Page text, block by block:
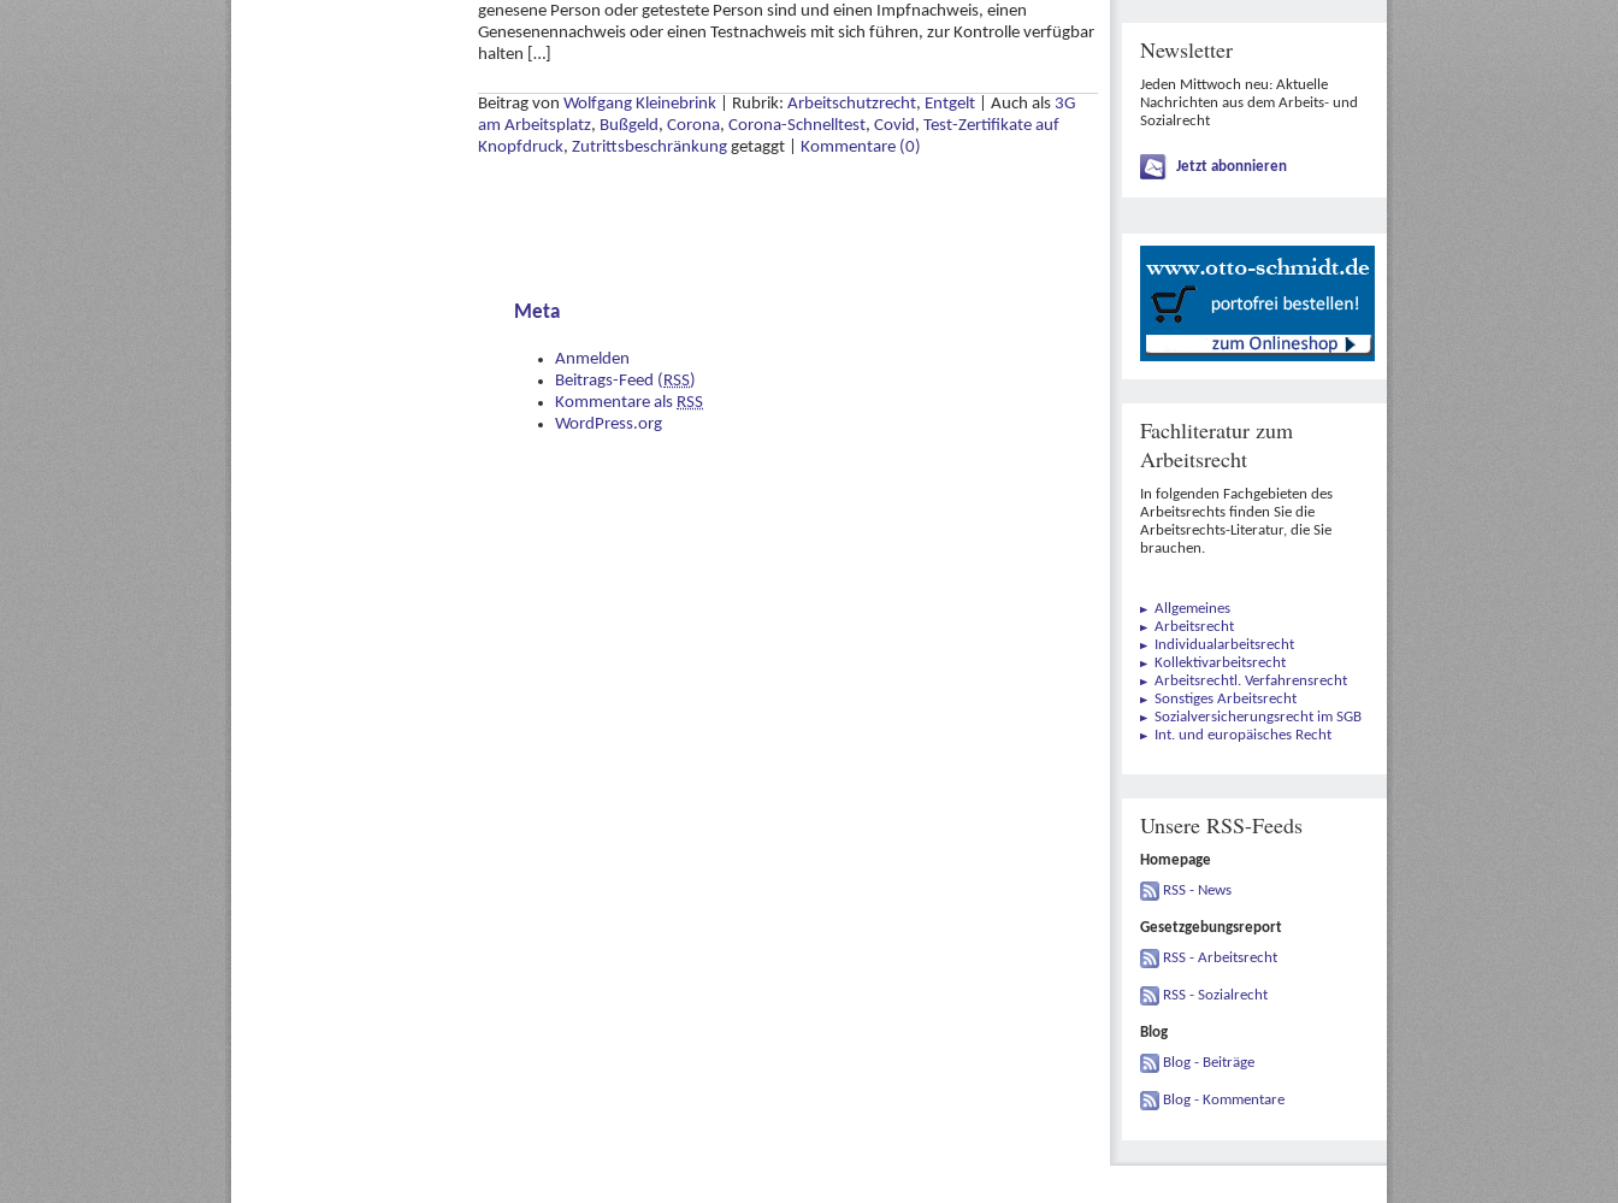
genesene Person oder getestete Person sind und einen Impfnachweis, einen
Genesenennachweis oder einen Testnachweis mit sich führen, zur Kontrolle verfügbar
halten […]
Beitrag von Wolfgang Kleinebrink Rubrik: Arbeitschutzrecht, Entgelt Auch als 3G
am Arbeitsplatz, Bußgeld , Corona, Corona-Schnelltest, Covid , Test-Zertifikate auf
Knopfdruck, Zutrittsbeschränkung getaggt Kommentare (0)
Meta
Anmelden
Beitrags-Feed (RSS)
Kommentare als RSS
WordPress.org
Newsletter
Jeden Mittwoch neu: Aktuelle
Nachrichten aus dem Arbeits- und
Sozialrecht
Jetzt abonnieren
Fachliteratur zum
Arbeitsrecht
In folgenden Fachgebieten des
Arbeitsrechts finden Sie die
Arbeitsrechts-Literatur, die Sie
brauchen.
Allgemeines
Arbeitsrecht
Individualarbeitsrecht
Kollektivarbeitsrecht
Arbeitsrechtl. Verfahrensrecht
Sonstiges Arbeitsrecht
Sozialversicherungsrecht im SGB
Int. und europäisches Recht
Unsere RSS-Feeds
Homepage
RSS - News
Gesetzgebungsreport
RSS - Arbeitsrecht
RSS - Sozialrecht
Blog
Blog - Beiträge
Blog - Kommentare